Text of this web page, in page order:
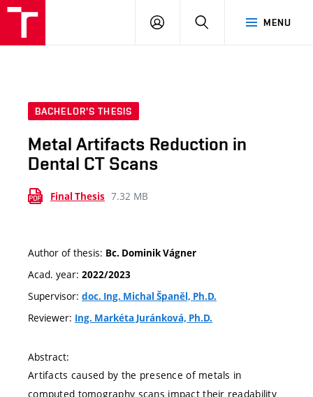
MENU
LOG
SEARCH
BACHELOR'S THESIS
Metal Artifacts Reduction in
Dental CT Scans
Final Thesis 7.32 MB
Author of thesis: Bc. Dominik Vágner
Acad. year: 2022/2023
Supervisor: doc. Ing. Michal Španěl, Ph.D.
Reviewer: Ing. Markéta Juránková, Ph.D.
Abstract:
Artifacts caused by the presence of metals in
computed tomography scans impact their readability